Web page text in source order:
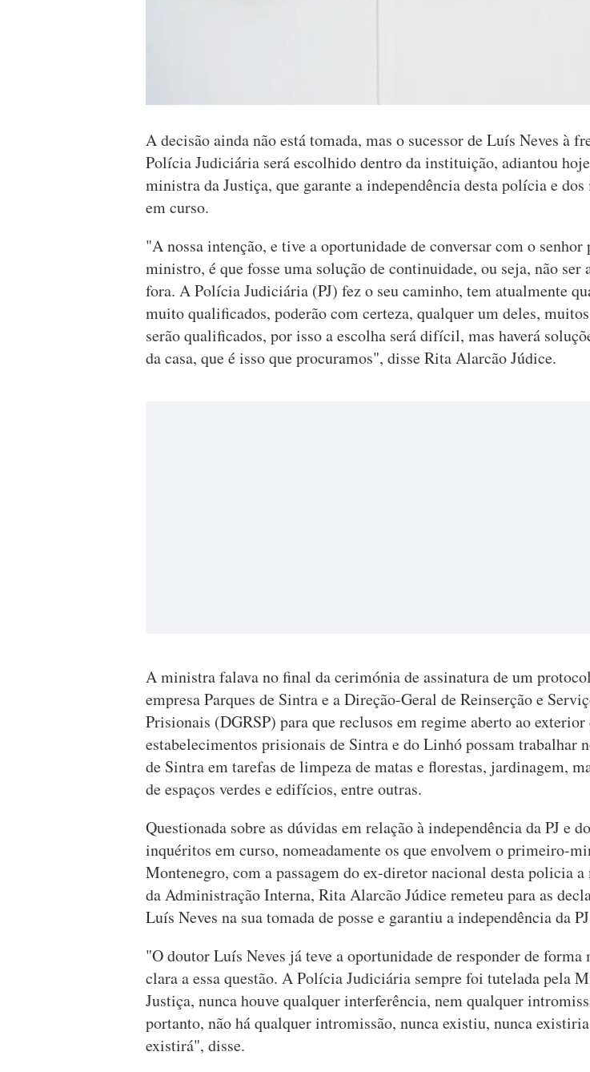
A decisão ainda não está tomada, mas o sucessor de Luís Neves à
Polícia Judiciária será escolhido dentro da instituição, adiantou
ministra da Justiça, que garante a independência desta polícia e
em curso.
"A nossa intenção, e tive a oportunidade de conversar com o
ministro, é que fosse uma solução de continuidade, ou seja, não ser
fora. A Polícia Judiciária (PJ) fez o seu caminho, tem atualmente
muito qualificados, poderão com certeza, qualquer um deles,
serão qualificados, por isso a escolha será difícil, mas haverá
da casa, que é isso que procuramos", disse Rita Alarcão Júdice.
A ministra falava no final da cerimónia de assinatura de um
empresa Parques de Sintra e a Direção-Geral de Reinserção e
Prisionais (DGRSP) para que reclusos em regime aberto ao exterior
estabelecimentos prisionais de Sintra e do Linhó possam trabalhar
de Sintra em tarefas de limpeza de matas e florestas, jardinagem,
de espaços verdes e edifícios, entre outras.
Questionada sobre as dúvidas em relação à independência da PJ e
inquéritos em curso, nomeadamente os que envolvem o primeiro-
Montenegro, com a passagem do ex-diretor nacional desta policia
da Administração Interna, Rita Alarcão Júdice remeteu para as
Luís Neves na sua tomada de posse e garantiu a independência da
"O doutor Luís Neves já teve a oportunidade de responder de forma
clara a essa questão. A Polícia Judiciária sempre foi tutelada pela
Justiça, nunca houve qualquer interferência, nem qualquer
portanto, não há qualquer intromissão, nunca existiu, nunca
existirá", disse.